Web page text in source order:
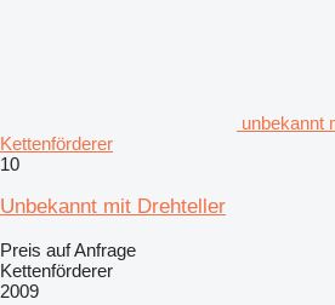
unbekannt
Kettenförderer
10
Unbekannt mit Drehteller
Preis auf Anfrage
Kettenförderer
2009